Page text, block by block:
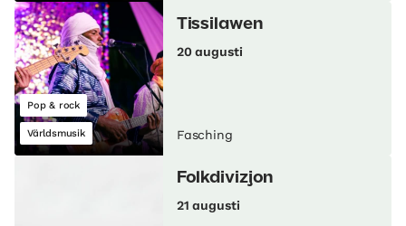
Pop & rock
Världsmusik
Tissilawen
20 augusti
Fasching
Folkdivizjon
21 augusti